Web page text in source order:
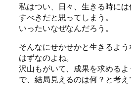
私はつい、日々、生きる時に
すべきだと思ってしまう。
いったいなぜなんだろう。
そんなにせかせかと生きるよ
はずなのよね。
沢山もがいて、成果を求める
で、結局見えるのは何？と考え